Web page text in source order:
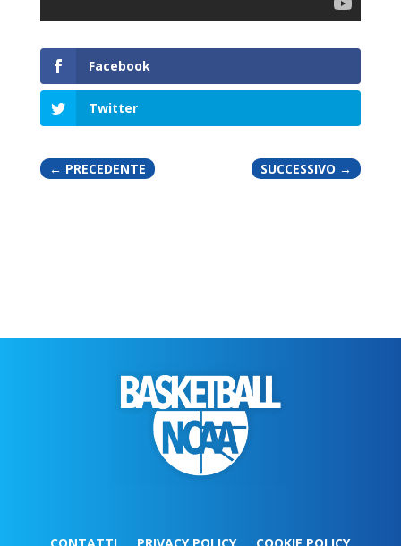
Facebook
Twitter
← PRECEDENTE SUCCESSIVO →